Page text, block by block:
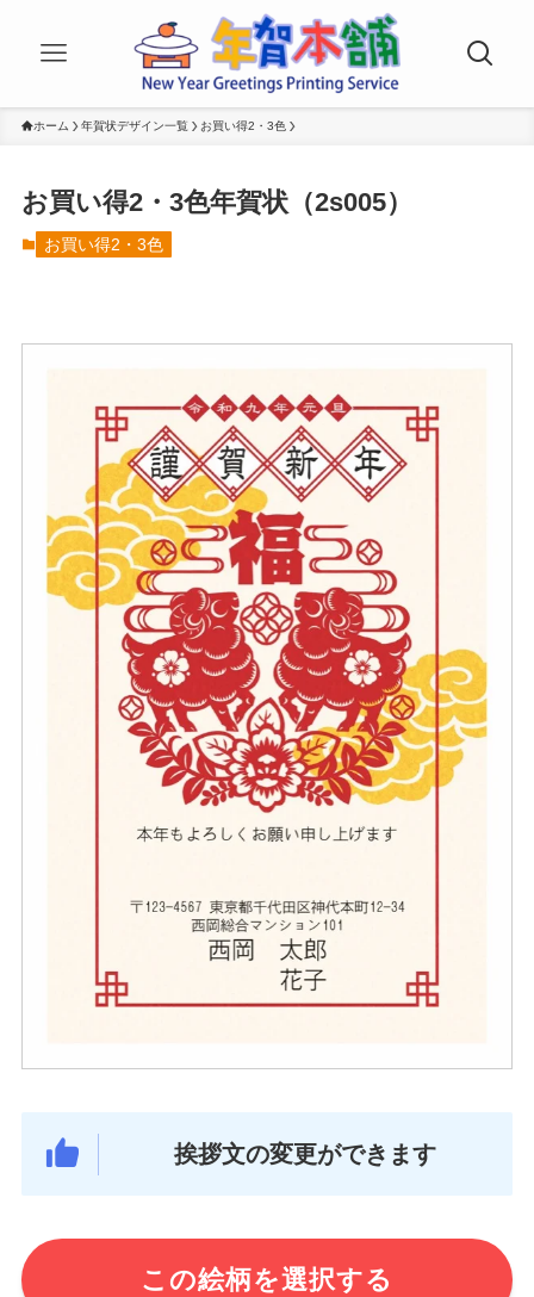
ホーム 年賀状デザイン一覧 お買い得2・3色
お買い得2・3色年賀状（2s005）
お買い得2・3色
挨拶文の変更ができます
この絵柄を選択する